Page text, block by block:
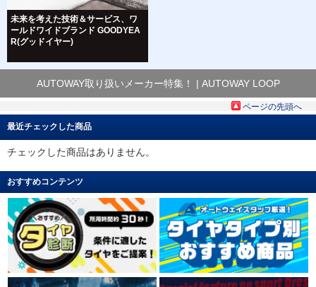
未来を考えた技術＆サービス、ワ
ールドワイドブランド GOODYEA
R(グッドイヤー)
AUTOWAY取り扱いメーカー特集！ | AUTOWAY LOOP
ページの先頭へ
最近チェックした商品
チェックした商品はありません。
おすすめコンテンツ